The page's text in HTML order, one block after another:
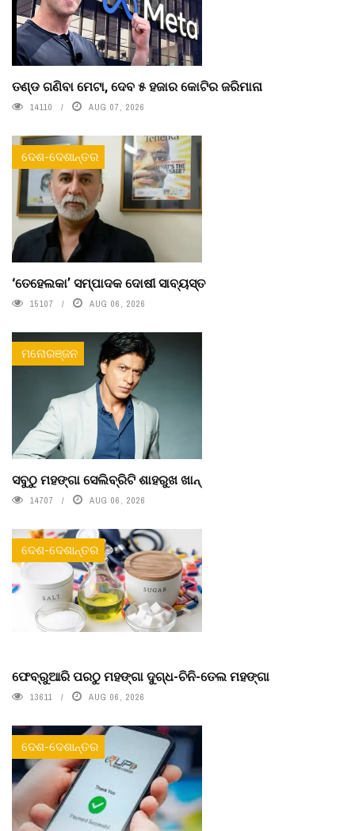
ତଣ୍ଡ ଗଣିବା ମେଟା, ଦେବ ୫ ହଜାର କୋଟିର ଜରିମାନା
14110 AUG 07, 2026
ଦେଶ-ଦେଶାନ୍ତର
‘ତେହେଲକା’ ସମ୍ପାଦକ ଦୋଷୀ ସାବ୍ୟସ୍ତ
15107 AUG 06, 2026
ମନୋରଞ୍ଜନ
ସବୁଠୁ ମହଙ୍ଗା ସେଲିବ୍ରିଟି ଶାହରୁଖ ଖାନ୍
14707 AUG 06, 2026
ଦେଶ-ଦେଶାନ୍ତର
ଫେବ୍ରୁଆରି ପରଠୁ ମହଙ୍ଗା ଦୁଗ୍ଧ-ଚିନି-ତେଲ ମହଙ୍ଗା
13611 AUG 06, 2026
ଦେଶ-ଦେଶାନ୍ତର